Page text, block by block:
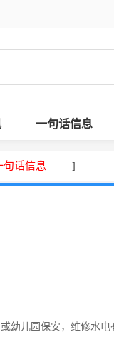
一句话信息
句话信息 ]
幼儿园保安，维修水